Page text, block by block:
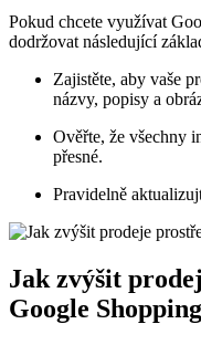
Pokud chcete využívat
dodržovat následující
Zajistěte, aby vaše
názvy, popisy a
Ověřte, že všechny
přesné.
Pravidelně
Jak zvýšit
Google Shopping